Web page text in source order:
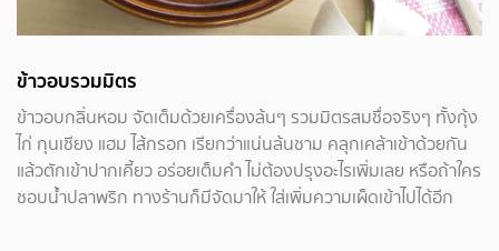
ข้าวอบรวมมิตร
ข้าวอบกลิ่นหอม จัดเต็มด้วยเครื่องล้นๆ รวมมิตรสมชื่อจริงๆ ทั้งกุ้ง
ไก่ กุนเชียง แฮม ไส้กรอก เรียกว่าแน่นล้นชาม คลุกเคล้าเข้าด้วยกัน
แล้วตักเข้าปากเคี้ยว อร่อยเต็มคำ ไม่ต้องปรุงอะไรเพิ่มเลย หรือถ้าใคร
ชอบน้ำปลาพริก ทางร้านก็มีจัดมาให้ ใส่เพิ่มความเผ็ดเข้าไปได้อีก